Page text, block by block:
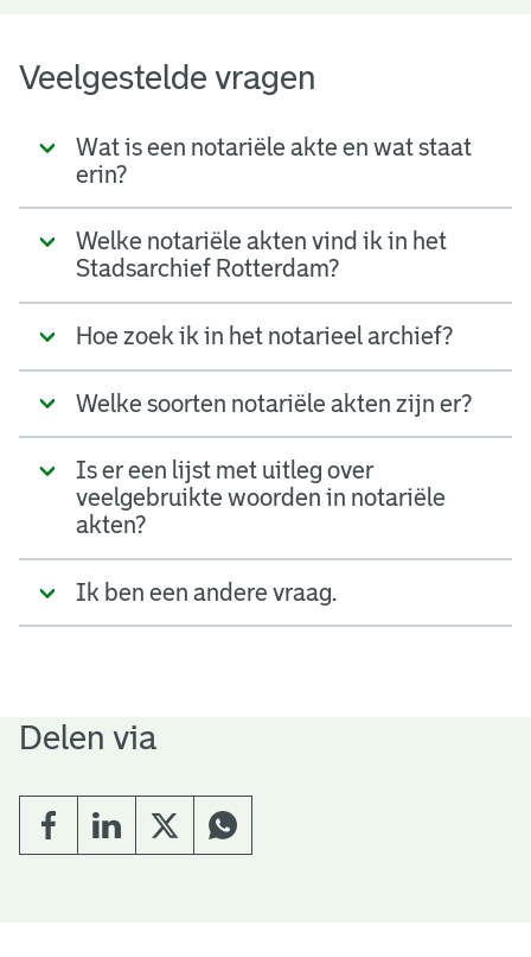
Veelgestelde vragen
Wat is een notariële akte en wat staat
erin?
Welke notariële akten vind ik in het
Stadsarchief Rotterdam?
Hoe zoek ik in het notarieel archief?
Welke soorten notariële akten zijn er?
Is er een lijst met uitleg over
veelgebruikte woorden in notariële
akten?
Ik ben een andere vraag.
Delen via